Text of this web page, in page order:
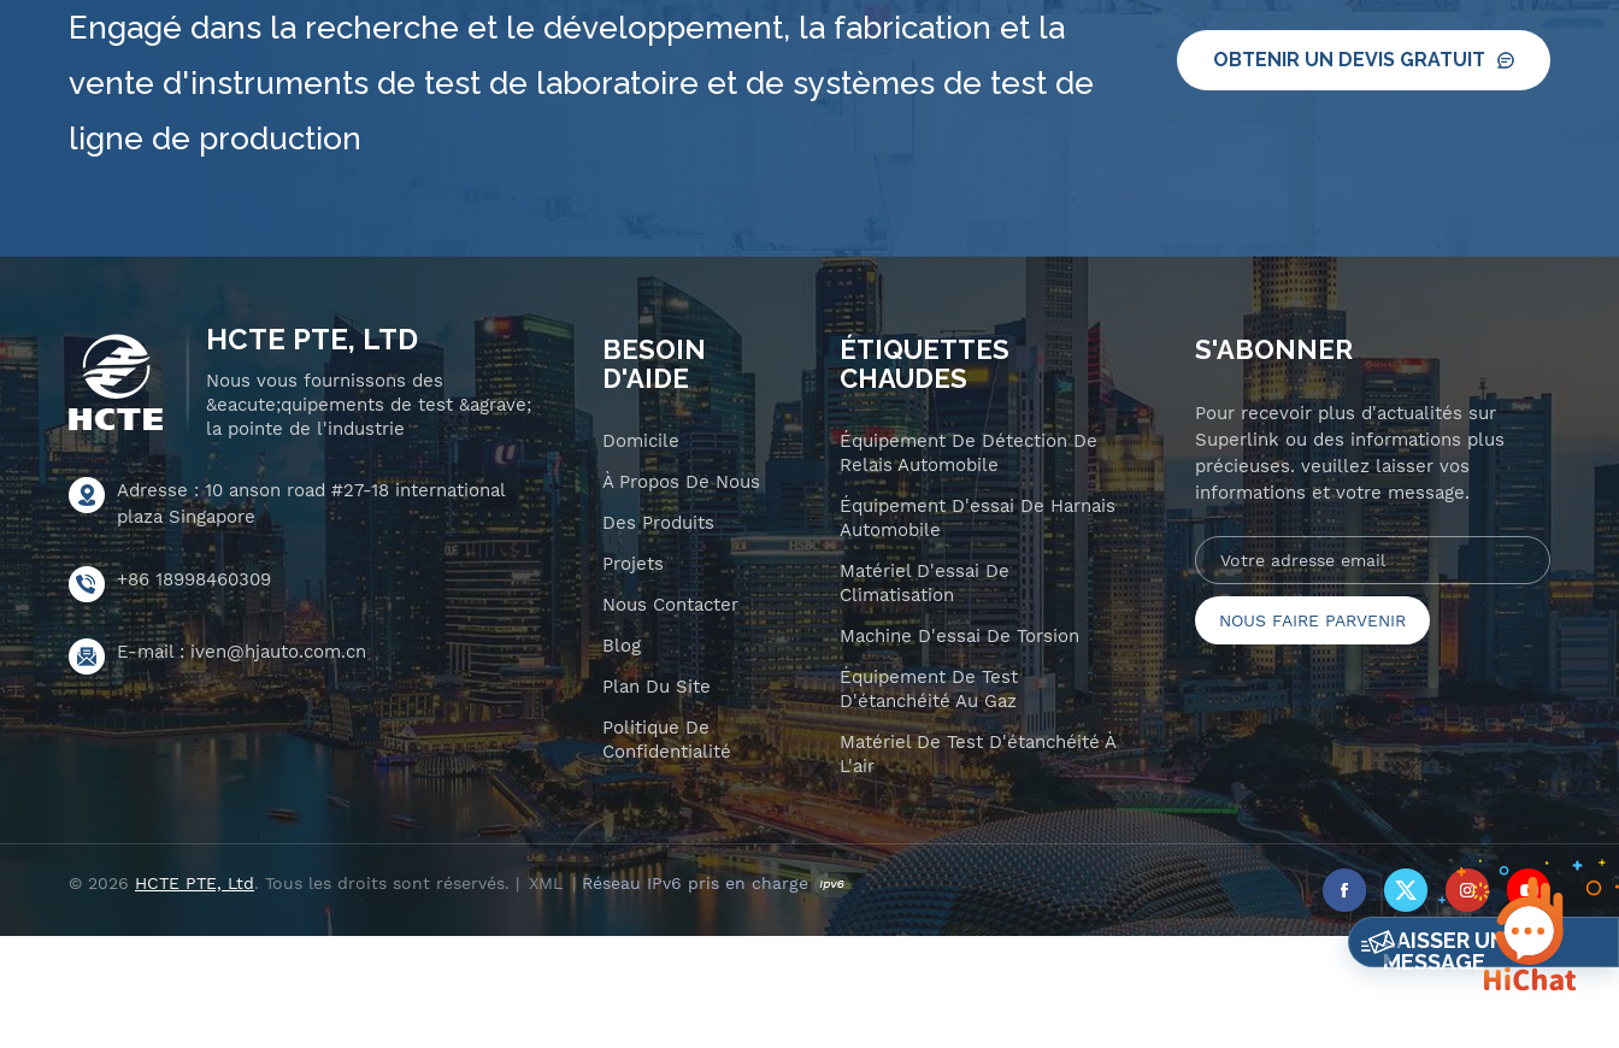
Engagé dans la recherche et le développement, la fabrication et la
vente d'instruments de test de laboratoire et de systèmes de test de
ligne de production
OBTENIR UN DEVIS GRATUIT
HCTE PTE, LTD
Nous vous fournissons des
&eacute;quipements de test &agrave;
la pointe de l'industrie
Adresse : 10 anson road #27-18 international
plaza Singapore
+86 18998460309
E-mail :iven@hjauto.com.cn
S'ABONNER
Pour recevoir plus d'actualités sur
Superlink ou des informations plus
précieuses. veuillez laisser vos
informations et votre message.
BESOIN
D'AIDE
Domicile
À Propos De Nous
Des Produits
Projets
Nous Contacter
Blog
Plan Du Site
Politique De
Confidentialité
ÉTIQUETTES
CHAUDES
Équipement De Détection De
Relais Automobile
Équipement D'essai De Harnais
Automobile
Matériel D'essai De
Climatisation
Machine D'essai De Torsion
Équipement De Test
D'étanchéité Au Gaz
Matériel De Test D'étanchéité À
L'air
© 2026 HCTE PTE, Ltd. Tous les droits sont réservés. | XML | Réseau IPv6 pris en charge
LAISSER UN
MESSAGE